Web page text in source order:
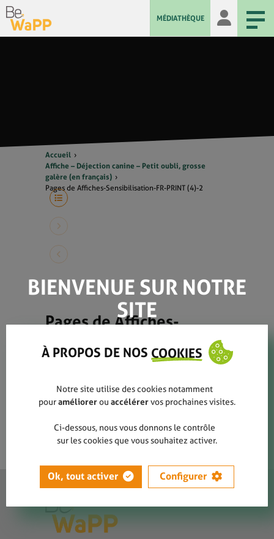
MÉDIATHÈQUE
Accueil
Affiche – Déjection canine – Petit oubli, grosse
galère (en français)
Pages de Affiches-Sensibilisation-FR-PRINT (4)-2
Pages de Affiches-
Sensibilisation-FR-PRINT
(4)-2
BIENVENUE SUR NOTRE
SITE
À PROPOS DE NOS COOKIES
Notre site utilise des cookies notamment
pouraméliorerou accélérervos prochaines visites.
Ci-dessous, nous vous donnons le contrôle
sur les cookies que vous souhaitez activer.
Ok, tout activer Configurer